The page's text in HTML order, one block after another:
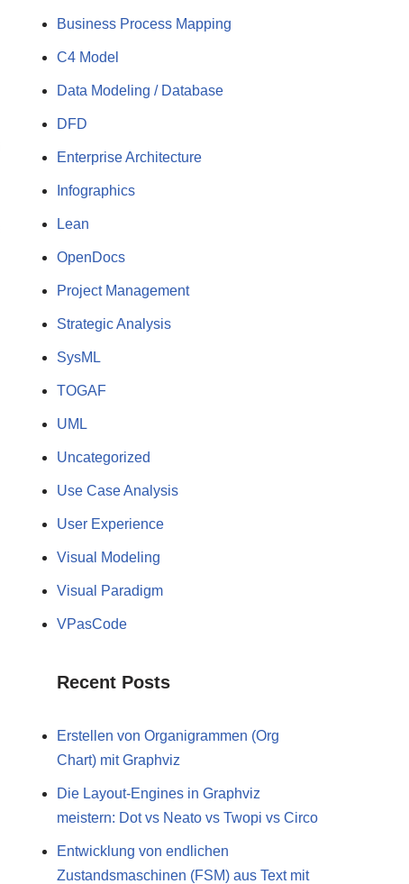
Business Process Mapping
C4 Model
Data Modeling / Database
DFD
Enterprise Architecture
Infographics
Lean
OpenDocs
Project Management
Strategic Analysis
SysML
TOGAF
UML
Uncategorized
Use Case Analysis
User Experience
Visual Modeling
Visual Paradigm
VPasCode
Recent Posts
Erstellen von Organigrammen (Org
Chart) mit Graphviz
Die Layout-Engines in Graphviz
meistern: Dot vs Neato vs Twopi vs Circo
Entwicklung von endlichen
Zustandsmaschinen (FSM) aus Text mit